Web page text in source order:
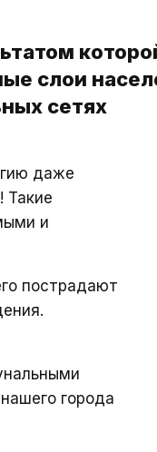
слои
сетях
даже
Такие
и
пострадают
города